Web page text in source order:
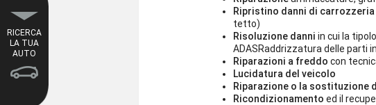
Ripristino danni di carrozzeria
tetto)
Risoluzione danni in cui la
ADASRaddrizzatura delle parti
Riparazioni a freddo con
Lucidatura del veicolo
Riparazione o la sostituzione
Ricondizionamento ed il
RICERCA
LA TUA
AUTO